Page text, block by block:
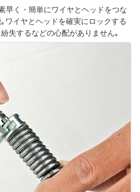
早く・簡単にワイヤとヘッドをつな
ワイヤとヘッドを確実にロックする
失するなどの心配がありません｡